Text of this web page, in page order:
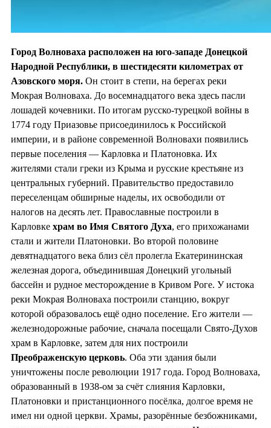
Город Волноваха расположен на юго-западе Донецкой
Народной Республики, в шестидесяти километрах от
Азовского моря. Он стоит в степи, на берегах реки
Мокрая Волноваха. До восемнадцатого века здесь пасли
лошадей кочевники. По итогам русско-турецкой войны в
1774 году Приазовье присоединилось к Российской
империи, и в районе современной Волновахи появились
первые поселения — Карловка и Платоновка. Их
жителями стали греки из Крыма и русские крестьяне из
центральных губерний. Правительство предоставило
переселенцам обширные наделы, их освободили от
налогов на десять лет. Православные построили в
Карловке храм во Имя Святого Духа, его прихожанами
стали и жители Платоновки. Во второй половине
девятнадцатого века близ сёл пролегла Екатерининская
железная дорога, объединившая Донецкий угольный
бассейн и рудное месторождение в Кривом Роге. У истока
реки Мокрая Волноваха построили станцию, вокруг
которой образовалось ещё одно поселение. Его жители —
железнодорожные рабочие, сначала посещали Свято-Духов
храм в Карловке, затем для них построили
Преображенскую церковь. Оба эти здания были
уничтожены после революции 1917 года. Город Волноваха,
образованный в 1938-ом за счёт слияния Карловки,
Платоновки и пристанционного посёлка, долгое время не
имел ни одной церкви. Храмы, разорённые безбожниками,